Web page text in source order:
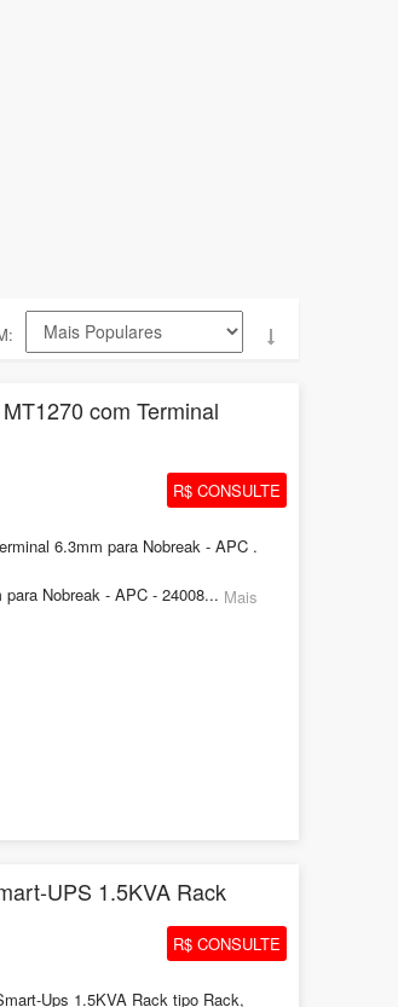
com Terminal
R$ CONSULTE
6.3mm para Nobreak - APC .
Nobreak - APC - 24008... Mais
UPS 1.5KVA Rack
R$ CONSULTE
Ups 1.5KVA Rack tipo Rack,